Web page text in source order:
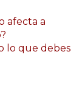
afecta a
lo que debes